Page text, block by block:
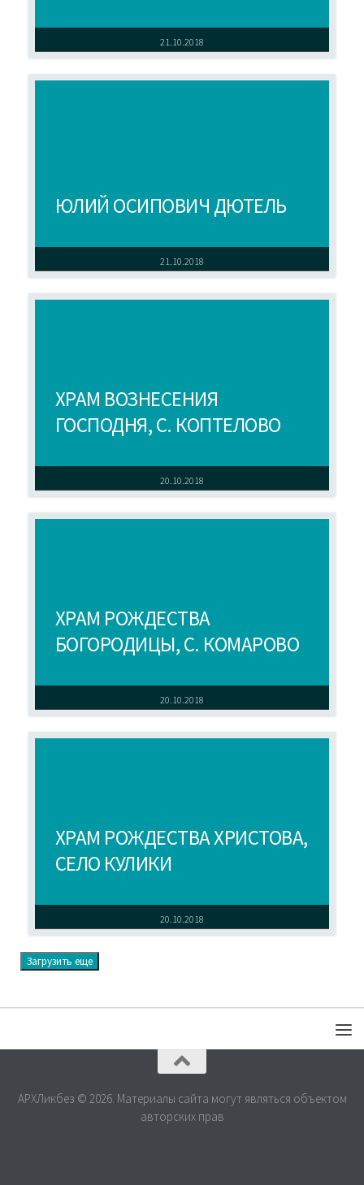
21.10.2018
21.10.2018
ЮЛИЙ ОСИПОВИЧ ДЮТЕЛЬ
20.10.2018
ХРАМ ВОЗНЕСЕНИЯ
ГОСПОДНЯ, С. КОПТЕЛОВО
20.10.2018
ХРАМ РОЖДЕСТВА
БОГОРОДИЦЫ, С. КОМАРОВО
20.10.2018
ХРАМ РОЖДЕСТВА ХРИСТОВА,
СЕЛО КУЛИКИ
Загрузить еще
АРХЛикбез © 2026. Материалы сайта могут являться объектом
авторских прав